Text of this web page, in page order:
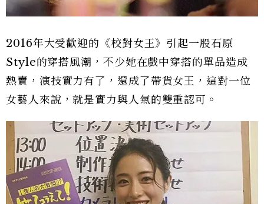
2016年大受歡迎的《校對女王》引起一股石原
Style的穿搭風潮，不少她在戲中穿搭的單品造成
熱賣，演技實力有了，還成了帶貨女王，這對一位
女藝人來說，就是實力與人氣的雙重認可。